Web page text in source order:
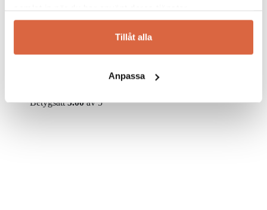
Tillåt alla
Anpassa
Snabb leverans
Ulrika strandstol Svart
Ulrika strandstol Svart
Det ursprungliga priset var: 750kr.
Betygsatt5.00av 5